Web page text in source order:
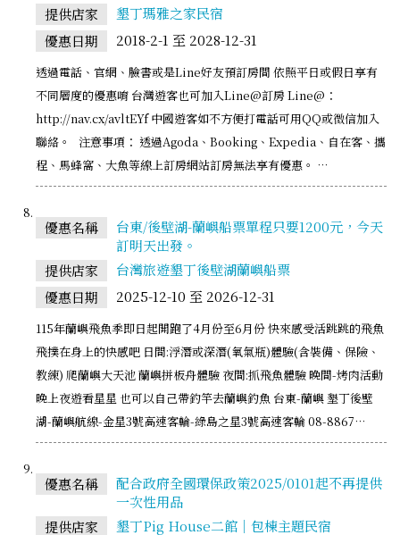
提供店家
墾丁瑪雅之家民宿
優惠日期
2018-2-1 至 2028-12-31
透過電話、官網、臉書或是Line好友預訂房間 依照平日或假日享有
不同層度的優惠唷 台灣遊客也可加入Line@訂房 Line@：
http://nav.cx/avltEYf 中國遊客如不方便打電話可用QQ或微信加入
聯絡。 注意事項： 透過Agoda、Booking、Expedia、自在客、攜
程、馬蜂窩、大魚等線上訂房網站訂房無法享有優惠。 …
優惠名稱
台東/後壁湖-蘭嶼船票單程只要1200元，今天
訂明天出發。
提供店家
台灣旅遊墾丁後壁湖蘭嶼船票
優惠日期
2025-12-10 至 2026-12-31
115年蘭嶼飛魚季即日起開跑了4月份至6月份 快來感受活跳跳的飛魚
飛撲在身上的快感吧 日間:浮潛或深潛(氧氣瓶)體驗(含裝備、保險、
教練) 爬蘭嶼大天池 蘭嶼拼板舟體驗 夜間:抓飛魚體驗 晚間-烤肉活動
晚上夜遊看星星 也可以自己帶釣竿去蘭嶼釣魚 台東-蘭嶼 墾丁後壁
湖-蘭嶼航線-金星3號高速客輪-綠島之星3號高速客輪 08-8867…
優惠名稱
配合政府全國環保政策2025/0101起不再提供
一次性用品
提供店家
墾丁Pig House二館｜包棟主題民宿